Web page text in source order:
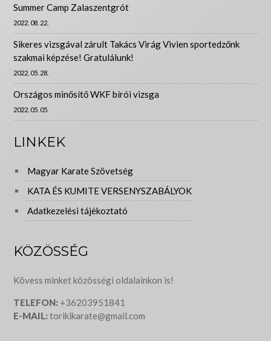
Summer Camp Zalaszentgrót
2022. 08. 22.
Sikeres vizsgával zárult Takács Virág Vivien sportedzőnk
szakmai képzése! Gratulálunk!
2022. 05. 28.
Országos minősítő WKF bírói vizsga
2022. 05. 05.
LINKEK
Magyar Karate Szövetség
KATA ÉS KUMITE VERSENYSZABÁLYOK
Adatkezelési tájékoztató
KÖZÖSSÉG
Kövess minket közösségi oldalainkon is!
TELEFON:+36203951841
E-MAIL:torikikarate@gmail.com